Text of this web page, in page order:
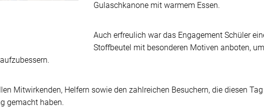
Gulaschkanone mit warmem Essen.
Auch erfreulich war das Engagement Schüler
Stoffbeutel mit besonderen Motiven anboten,
Mitwirkenden, Helfern sowie den zahlreichen Besuchern, die diesen
gemacht haben.